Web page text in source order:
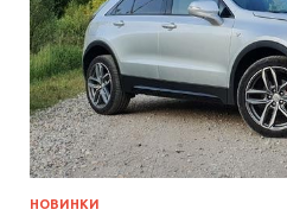
НОВИНКИ